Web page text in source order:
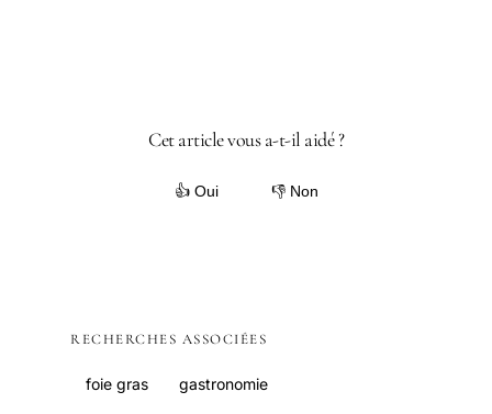
Cet article vous a-t-il aidé ?
👍 Oui 👎 Non
RECHERCHES ASSOCIÉES
foie gras gastronomie